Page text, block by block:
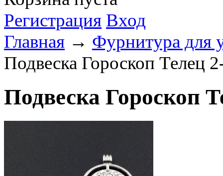
Регистрация Вход
Главная → Фурнитура для
Подвеска Гороскоп Телец
Подвеска Гороскоп